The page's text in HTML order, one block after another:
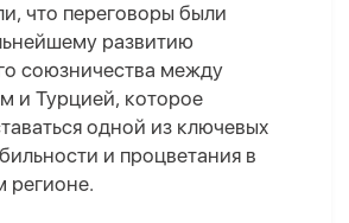
что переговоры были
развитию
союзничества между
и Турцией, которое
одной из ключевых
и процветания в
регионе.